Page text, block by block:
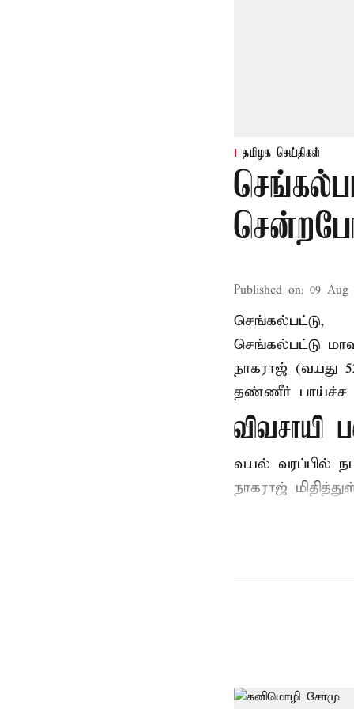
தமிழக செய்திகள்
Published on: 09 Aug
செங்கல்பட்டு,
செங்கல்பட்டு
நாகராஜ் (வயது
தண்ணீர் பாய்ச்ச
விவசாயி
வயல் வரப்பில்
நாகராஜ்